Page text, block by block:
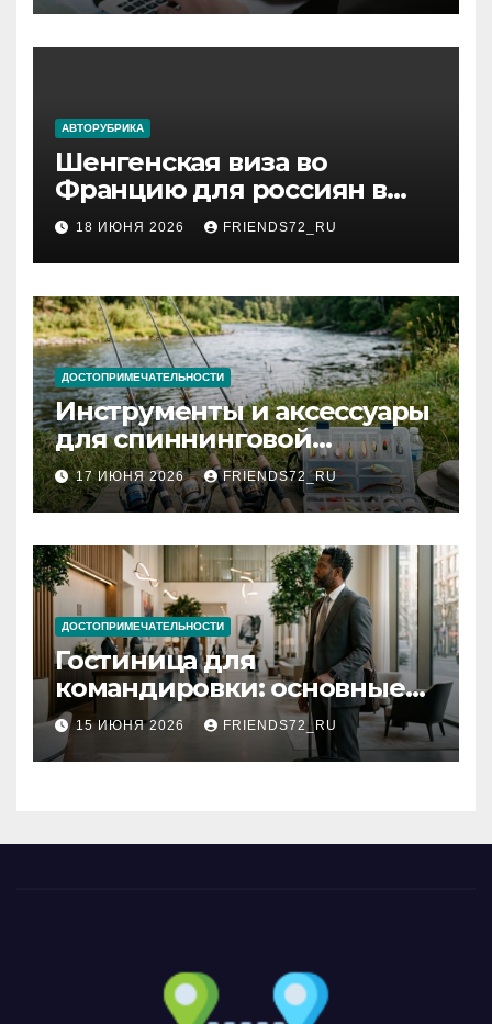
АВТОРУБРИКА
Шенгенская виза во
Францию для россиян в
2026 году: сроки от 3 дней
и список необходимых
документов
18 ИЮНЯ 2026 FRIENDS72_RU
ДОСТОПРИМЕЧАТЕЛЬНОСТИ
Инструменты и аксессуары
для спиннинговой
рыбалки: назначение и
типы
17 ИЮНЯ 2026 FRIENDS72_RU
ДОСТОПРИМЕЧАТЕЛЬНОСТИ
Гостиница для
командировки: основные
критерии выбора
15 ИЮНЯ 2026 FRIENDS72_RU